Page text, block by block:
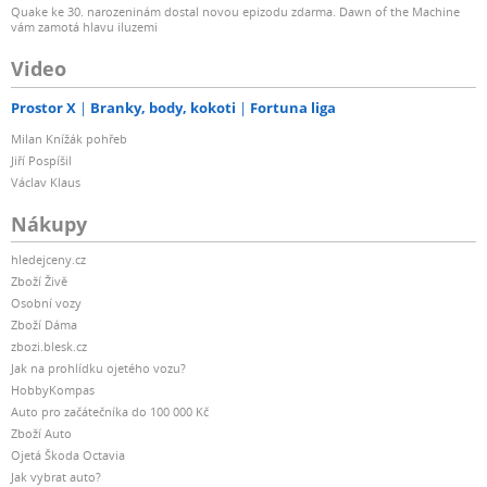
Quake ke 30. narozeninám dostal novou epizodu zdarma. Dawn of the Machine
vám zamotá hlavu iluzemi
Video
Prostor X Branky, body, kokoti Fortuna liga
Milan Knížák pohřeb
Jiří Pospíšil
Václav Klaus
Nákupy
hledejceny.cz
Zboží Živě
Osobní vozy
Zboží Dáma
zbozi.blesk.cz
Jak na prohlídku ojetého vozu?
HobbyKompas
Auto pro začátečníka do 100 000 Kč
Zboží Auto
Ojetá Škoda Octavia
Jak vybrat auto?